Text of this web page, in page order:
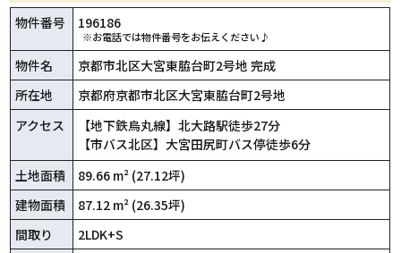
物件番号 196186
※お電話では物件番号をお伝えください♪
物件名
京都市北区大宮東脇台町2号地 完成
所在地
京都府京都市北区大宮東脇台町2号地
アクセス
【地下鉄烏丸線】北大路駅徒歩27分
【市バス北区】大宮田尻町バス停徒歩6分
土地面積
89.66 m² (27.12坪)
建物面積
87.12 m² (26.35坪)
間取り
2LDK+S